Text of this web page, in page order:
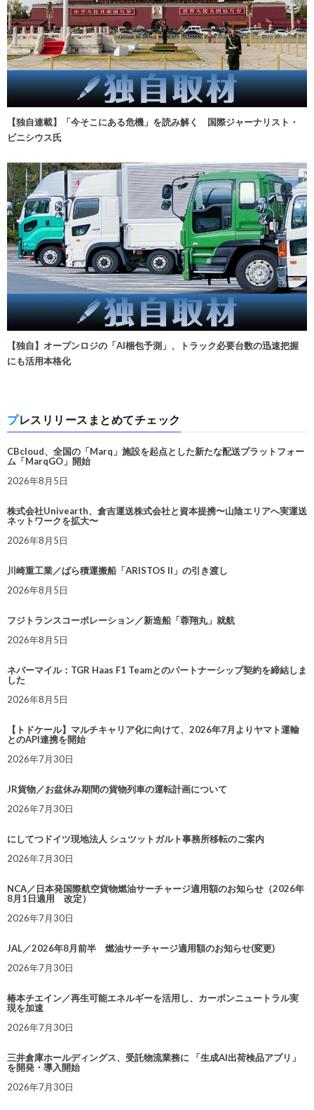
【独自連載】「今そこにある危機」を読み解く 国際ジャーナリスト・
ビニシウス氏
【独自】オープンロジの「AI梱包予測」、トラック必要台数の迅速把握
にも活用本格化
プレスリリースまとめてチェック
CBcloud、全国の「Marq」施設を起点とした新たな配送プラットフォー
ム「MarqGO」開始
2026年8月5日
株式会社Univearth、倉吉運送株式会社と資本提携〜山陰エリアへ実運送
ネットワークを拡大〜
2026年8月5日
川崎重工業／ばら積運搬船「ARISTOS II」の引き渡し
2026年8月5日
フジトランスコーポレーション／新造船「蓉翔丸」就航
2026年8月5日
ネバーマイル：TGR Haas F1 Teamとのパートナーシップ契約を締結しま
した
2026年8月5日
【トドケール】マルチキャリア化に向けて、2026年7月よりヤマト運輸
とのAPI連携を開始
2026年7月30日
JR貨物／お盆休み期間の貨物列車の運転計画について
2026年7月30日
にしてつドイツ現地法人 シュツットガルト事務所移転のご案内
2026年7月30日
NCA／日本発国際航空貨物燃油サーチャージ適用額のお知らせ（2026年
8月1日適用 改定）
2026年7月30日
JAL／2026年8月前半 燃油サーチャージ適用額のお知らせ(変更)
2026年7月30日
椿本チエイン／再生可能エネルギーを活用し、カーボンニュートラル実
現を加速
2026年7月30日
三井倉庫ホールディングス、受託物流業務に 「生成AI出荷検品アプリ」
を開発・導入開始
2026年7月30日